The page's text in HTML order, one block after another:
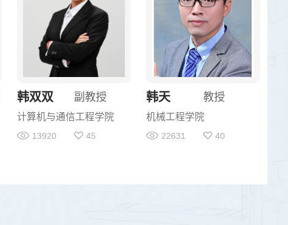
副教授
韩双双
计算机与通信工程学院
13920 45
教授
韩天
机械工程学院
22631 40